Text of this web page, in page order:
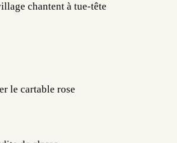
chantent à tue-tête
le cartable rose